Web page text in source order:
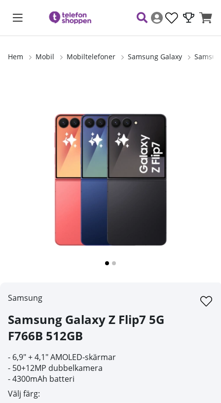
Hem Mobil Mobiltelefoner Samsung Galaxy
Samsung
Samsung Galaxy Z Flip7 5G
F766B 512GB
- 6,9" + 4,1" AMOLED-skärmar
- 50+12MP dubbelkamera
- 4300mAh batteri
Välj färg: